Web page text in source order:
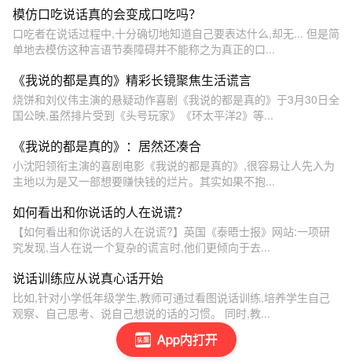
App内打开
模仿口吃说话真的会变成口吃吗？
口吃者在说话过程中,十分确切地知道自己要表达什么,却无... 但是简
单地去模仿这种言语节奏障碍并不能称之为真正的口...
《我说的都是真的》精彩长镜聚焦生活谎言
烧饼和刘仪伟主演的悬疑动作喜剧《我说的都是真的》于3月30日全
国公映,虽然排片受到《头号玩家》《环太平洋2》等...
《我说的都是真的》：居然还凑合
小沈阳领衔主演的喜剧电影《我说的都是真的》,很容易让人先入为
主地以为是又一部想要赚快钱的烂片。其实如果不抱...
如何看出和你说话的人在说谎？
【如何看出和你说话的人在说谎?】英国《泰晤士报》网站:一项研
究发现,当人在说一个复杂的谎言时,他们更倾向于去...
说话训练应从说真心话开始
比如,针对小学低年级学生,教师可通过看图说话训练,培养学生自己
观察、自己思考、说自己想说的话的习惯。 同时,教...